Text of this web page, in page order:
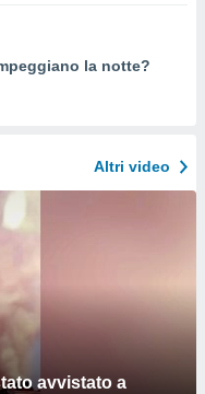
la notte?
Altri video
avvistato a